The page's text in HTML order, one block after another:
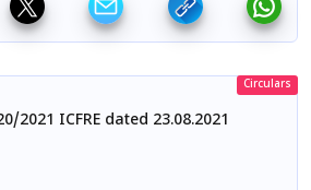
Circulars
2021 ICFRE dated 23.08.2021